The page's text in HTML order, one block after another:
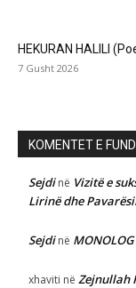
HEKURAN HALILI
7 Gusht 2026
KOMENTET E
Sejdinë Vizitë e
Lirinë dhe
Sejdinë
xhaviti në Zejnullah